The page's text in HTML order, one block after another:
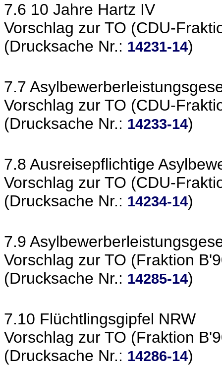
7.6 10 Jahre Hartz IV
Vorschlag zur TO (CDU-
(Drucksache Nr.: 14231-14)
7.7
Vorschlag zur TO (CDU-
(Drucksache Nr.: 14233-14)
7.8 Ausreisepflichtige
Vorschlag zur TO (CDU-
(Drucksache Nr.: 14234-14)
7.9
Vorschlag zur TO (Fraktion
(Drucksache Nr.: 14285-14)
7.10 Flüchtlingsgipfel NRW
Vorschlag zur TO (Fraktion
(Drucksache Nr.: 14286-14)